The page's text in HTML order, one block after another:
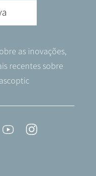
as inovações,
recentes sobre
YouTubeInstagram